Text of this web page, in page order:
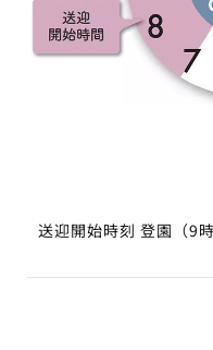
送迎開始時刻 登園（9